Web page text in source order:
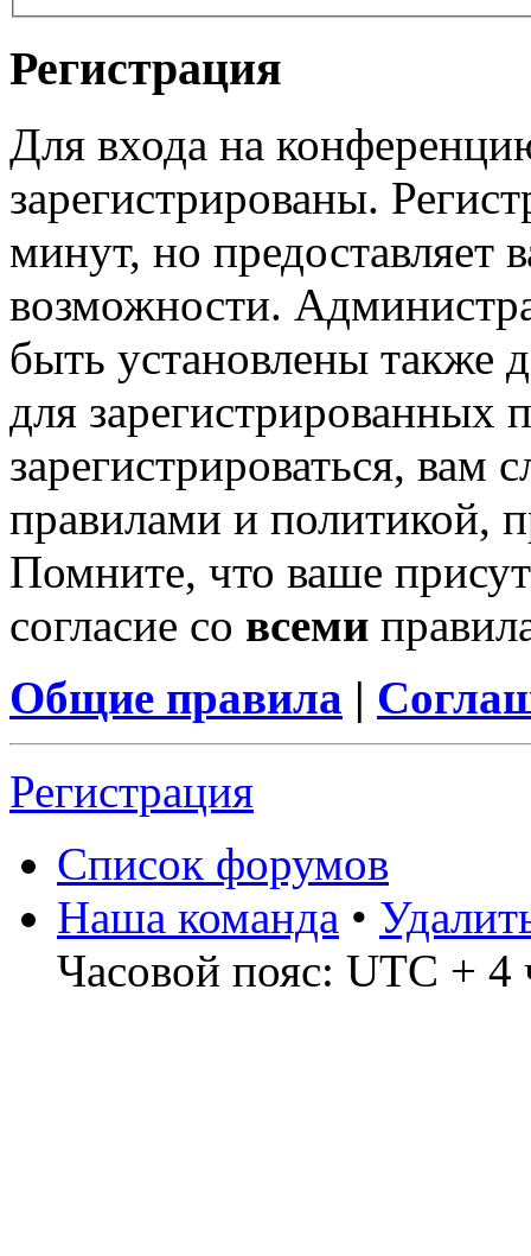
Регистрация
Для входа на
зарегистрированы.
минут, но предоставляет
возможности.
быть установлены также
для зарегистрированных
зарегистрироваться, вам
правилами и политикой,
Помните, что ваше
согласие со всеми
Общие правила |
Регистрация
Список форумов
Наша команда •
Часовой пояс: UTC + 4